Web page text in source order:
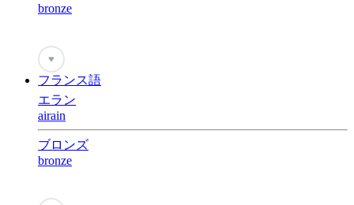
bronze
♥
フランス語
エラン
airain
ブロンズ
bronze